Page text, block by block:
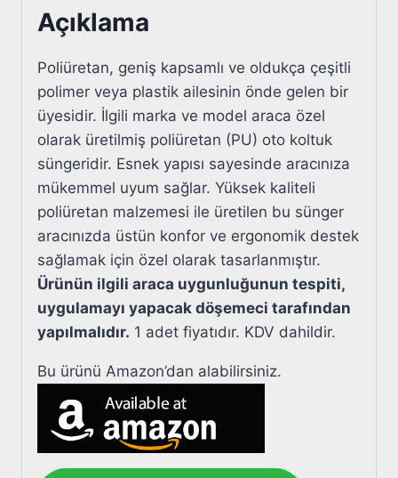
Açıklama
Poliüretan, geniş kapsamlı ve oldukça çeşitli
polimer veya plastik ailesinin önde gelen bir
üyesidir. İlgili marka ve model araca özel
olarak üretilmiş poliüretan (PU) oto koltuk
süngeridir. Esnek yapısı sayesinde aracınıza
mükemmel uyum sağlar. Yüksek kaliteli
poliüretan malzemesi ile üretilen bu sünger
aracınızda üstün konfor ve ergonomik destek
sağlamak için özel olarak tasarlanmıştır.
Ürünün ilgili araca uygunluğunun tespiti,
uygulamayı yapacak döşemeci tarafından
yapılmalıdır. 1 adet fiyatıdır. KDV dahildir.
Bu ürünü Amazon’dan alabilirsiniz.